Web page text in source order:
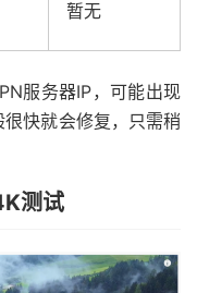
暂无
服务器IP，可能出现
快就会修复，只需稍
测试